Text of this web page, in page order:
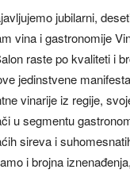
jubilarni,
vina i gastronomije
raste po kvaliteti i
jedinstvene
vinarije iz regije,
u segmentu
sireva i
i brojna